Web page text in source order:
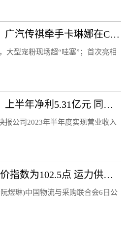
上演天花板级营业！广汽传祺牵手卡琳娜在ChinaJoy鲨疯了！
大型宠粉现场超“哇塞”；首次亮相
东阿阿胶最新公告：上半年净利5.31亿元 同比增72.29%
报公司2023年半年度实现营业收入
7月中国公路物流运价指数为102.5点 运力供给呈现较充足态势
煜琳)中国物流与采购联合会6日公